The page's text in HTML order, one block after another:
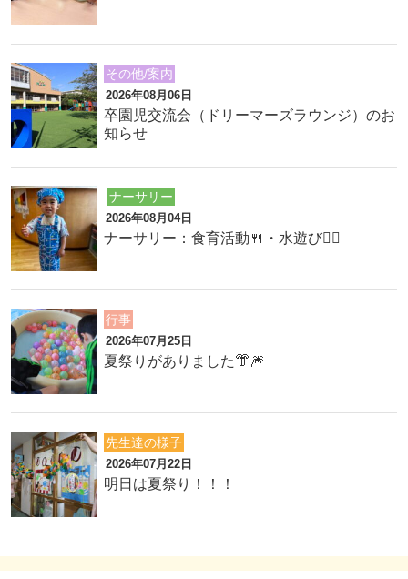
その他/案内
2026年08月06日
卒園児交流会（ドリーマーズラウンジ）のお
知らせ
ナーサリー
2026年08月04日
ナーサリー：食育活動🍴・水遊び🏊‍♂️
行事
2026年07月25日
夏祭りがありました👘🎆
先生達の様子
2026年07月22日
明日は夏祭り！！！